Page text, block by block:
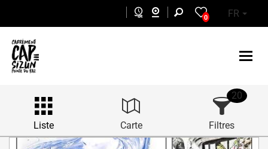
0 FR
Liste Carte Filtres
20